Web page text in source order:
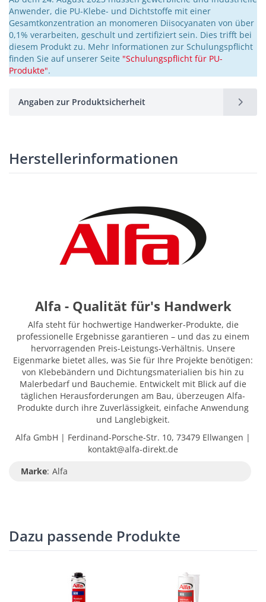
Anwender, die PU-Klebe- und Dichtstoffe mit einer
Gesamtkonzentration an monomeren Diisocyanaten von über
0,1% verarbeiten, geschult und zertifiziert sein. Dies trifft bei
diesem Produkt zu. Mehr Informationen zur Schulungspflicht
finden Sie auf unserer Seite "Schulungspflicht für PU-
Produkte".
Angaben zur Produktsicherheit
Herstellerinformationen
Alfa - Qualität für's Handwerk
Alfa steht für hochwertige Handwerker-Produkte, die
professionelle Ergebnisse garantieren – und das zu einem
hervorragenden Preis-Leistungs-Verhältnis. Unsere
Eigenmarke bietet alles, was Sie für Ihre Projekte benötigen:
von Klebebändern und Dichtungsmaterialien bis hin zu
Malerbedarf und Bauchemie. Entwickelt mit Blick auf die
täglichen Herausforderungen am Bau, überzeugen Alfa-
Produkte durch ihre Zuverlässigkeit, einfache Anwendung
und Langlebigkeit.
Alfa GmbH | Ferdinand-Porsche-Str. 10, 73479 Ellwangen |
kontakt@alfa-direkt.de
Marke: Alfa
Dazu passende Produkte